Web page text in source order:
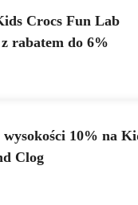
Crocs Fun Lab
rabatem do 6%
10% na
Clog